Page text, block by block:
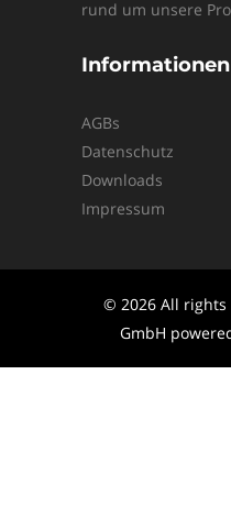
rund um unsere
Informationen
AGBs
Datenschutz
Downloads
Impressum
© 2026 All rights
GmbH